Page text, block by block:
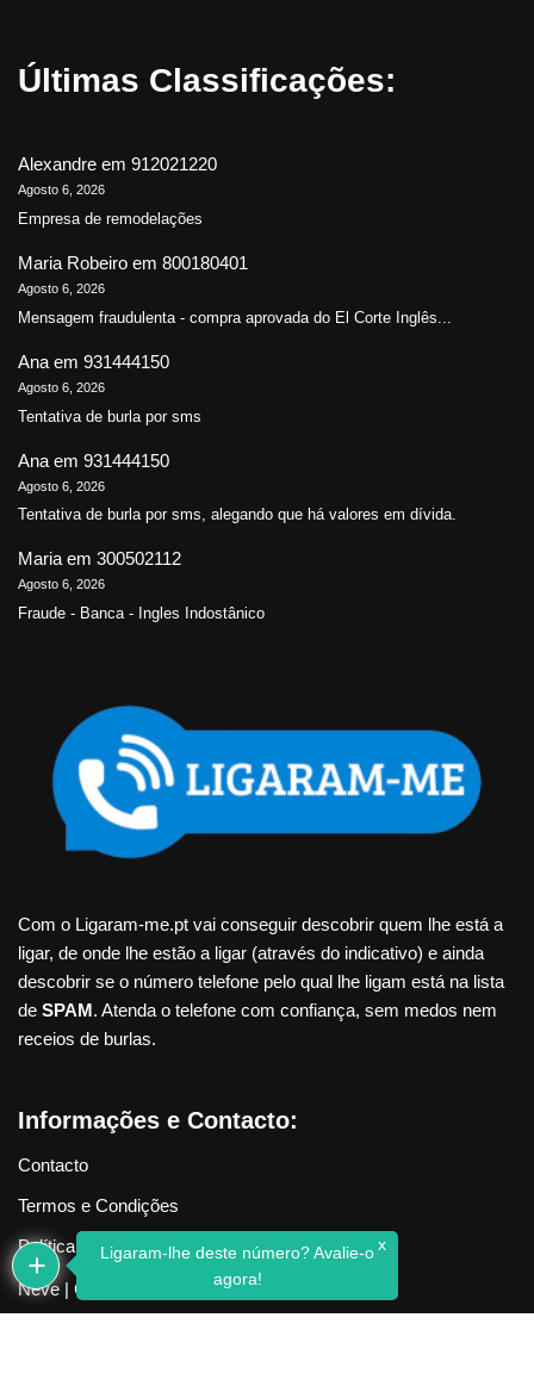
Últimas Classificações:
Alexandre em 912021220
Agosto 6, 2026
Empresa de remodelações
Maria Robeiro em 800180401
Agosto 6, 2026
Mensagem fraudulenta - compra aprovada do El Corte Inglês...
Ana em 931444150
Agosto 6, 2026
Tentativa de burla por sms
Ana em 931444150
Agosto 6, 2026
Tentativa de burla por sms, alegando que há valores em dívida.
Maria em 300502112
Agosto 6, 2026
Fraude - Banca - Ingles Indostânico
Com o Ligaram-me.pt vai conseguir descobrir quem lhe está a
ligar, de onde lhe estão a ligar (através do indicativo) e ainda
descobrir se o número telefone pelo qual lhe ligam está na lista
de SPAM. Atenda o telefone com confiança, sem medos nem
receios de burlas.
Informações e Contacto:
Contacto
Termos e Condições
Política de Privacidade
Neve| Criado com WordPress
Ligaram-lhe deste número? Avalie-o
agora!
x